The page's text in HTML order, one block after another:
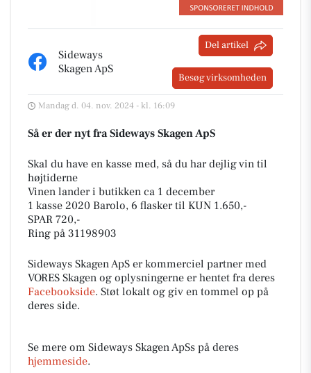
Sideways
Skagen ApS
Del artikel
Besøg virksomheden
Mandag d. 04. nov. 2024 - kl. 16:09
Så er der nyt fra Sideways Skagen ApS
Skal du have en kasse med, så du har dejlig vin til
højtiderne
Vinen lander i butikken ca 1 december
1 kasse 2020 Barolo, 6 flasker til KUN 1.650,-
SPAR 720,-
Ring på 31198903
Sideways Skagen ApS er kommerciel partner med
VORES Skagen og oplysningerne er hentet fra deres
Facebookside. Støt lokalt og giv en tommel op på
deres side.
Se mere om Sideways Skagen ApSs på deres
hjemmeside.